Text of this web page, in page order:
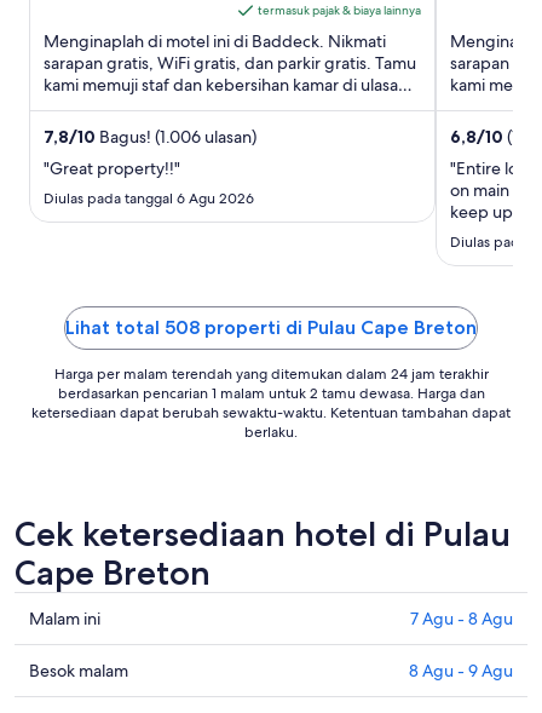
malam
dari
24
Agu
termasuk pajak & biaya lainnya
Menginaplah di motel ini di Baddeck. Nikmati
sarapan gratis, WiFi gratis, dan parkir gratis. Tamu
kami memuji staf dan kebersihan kamar di ulasan
kami. Objek ...
7,8/10 Bagus! (1.006 ulasan)
"Great property!!"
Diulas pada tanggal 6 Agu 2026
sarapan
kami
Objek
6,8/10
"Entire
on main
keep up to
Brown
hair in
Diulas pada
Lihat total 508 properti di Pulau Cape Breton
Harga per malam terendah yang ditemukan dalam 24 jam terakhir
berdasarkan pencarian 1 malam untuk 2 tamu dewasa. Harga dan
ketersediaan dapat berubah sewaktu-waktu. Ketentuan tambahan dapat
berlaku.
Cek ketersediaan hotel di Pulau
Cape Breton
Cek
harga
di
Pulau
Malam ini 7 Agu - 8 Agu
Cek
harga
Besok malam 8 Agu - 9 Agu